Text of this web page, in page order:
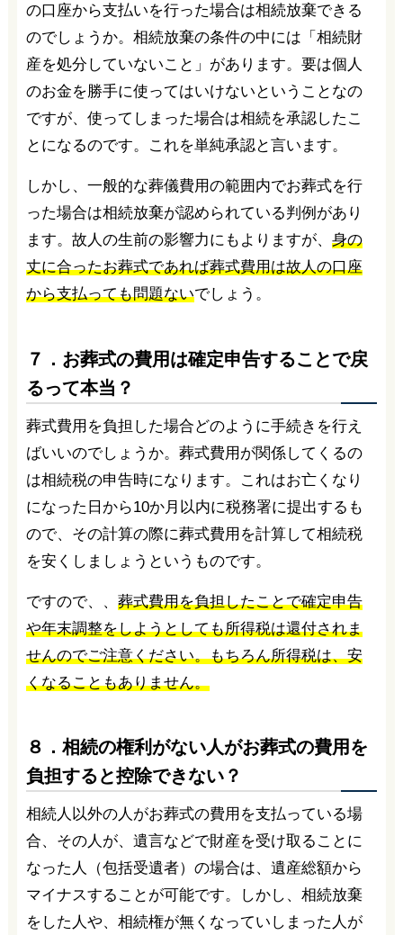
の口座から支払いを行った場合は相続放棄できる
のでしょうか。相続放棄の条件の中には「相続財
産を処分していないこと」があります。要は個人
のお金を勝手に使ってはいけないということなの
ですが、使ってしまった場合は相続を承認したこ
とになるのです。これを単純承認と言います。
しかし、一般的な葬儀費用の範囲内でお葬式を行
った場合は相続放棄が認められている判例があり
ます。故人の生前の影響力にもよりますが、 身の
丈に合ったお葬式であれば葬式費用は故人の口座
から支払っても問題ないでしょう。
７．お葬式の費用は確定申告することで戻
るって本当？
葬式費用を負担した場合どのように手続きを行え
ばいいのでしょうか。葬式費用が関係してくるの
は相続税の申告時になります。これはお亡くなり
になった日から10か月以内に税務署に提出するも
ので、その計算の際に葬式費用を計算して相続税
を安くしましょうというものです。
ですので、、 葬式費用を負担したことで確定申告
や年末調整をしようとしても所得税は還付されま
せんのでご注意ください。もちろん所得税は、安
くなることもありません。
８．相続の権利がない人がお葬式の費用を
負担すると控除できない？
相続人以外の人がお葬式の費用を支払っている場
合、その人が、遺言などで財産を受け取ることに
なった人（包括受遺者）の場合は、遺産総額から
マイナスすることが可能です。しかし、相続放棄
をした人や、相続権が無くなっていしまった人が